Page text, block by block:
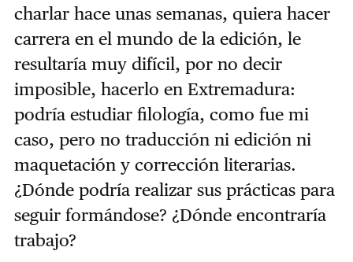
charlar hace unas semanas, quiera hacer
carrera en el mundo de la edición, le
resultaría muy difícil, por no decir
imposible, hacerlo en Extremadura:
podría estudiar filología, como fue mi
caso, pero no traducción ni edición ni
maquetación y corrección literarias.
¿Dónde podría realizar sus prácticas para
seguir formándose? ¿Dónde encontraría
trabajo?